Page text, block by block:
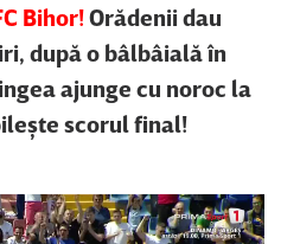
Bihor!Orădenii dau
după o bâlbâială în
ajunge cu noroc la
scorul final!